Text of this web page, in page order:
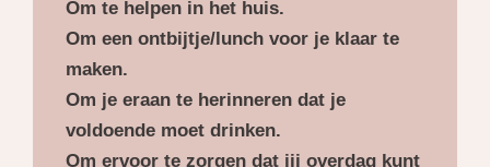
Om te helpen in het huis.
Om een ontbijtje/lunch voor je klaar te
maken.
Om je eraan te herinneren dat je
voldoende moet drinken.
Om ervoor te zorgen dat jij overdag kunt